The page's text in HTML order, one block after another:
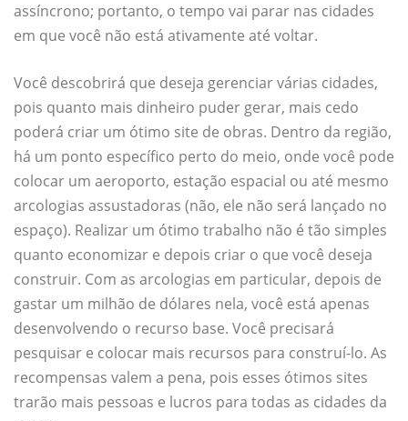
assíncrono; portanto, o tempo vai parar nas cidades
em que você não está ativamente até voltar.
Você descobrirá que deseja gerenciar várias cidades,
pois quanto mais dinheiro puder gerar, mais cedo
poderá criar um ótimo site de obras. Dentro da região,
há um ponto específico perto do meio, onde você pode
colocar um aeroporto, estação espacial ou até mesmo
arcologias assustadoras (não, ele não será lançado no
espaço). Realizar um ótimo trabalho não é tão simples
quanto economizar e depois criar o que você deseja
construir. Com as arcologias em particular, depois de
gastar um milhão de dólares nela, você está apenas
desenvolvendo o recurso base. Você precisará
pesquisar e colocar mais recursos para construí-lo. As
recompensas valem a pena, pois esses ótimos sites
trarão mais pessoas e lucros para todas as cidades da